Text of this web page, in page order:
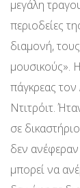
μεγάλη
περιοδείες
διαμονή,
μουσικούς».
πάγκρεας
Ντιτρόιτ.
σε
δεν ανέφεραν
μπορεί να